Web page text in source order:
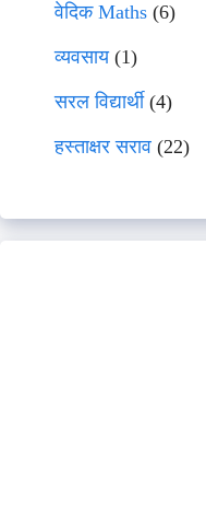
वेदिक Maths (6)
व्यवसाय(1)
सरल विद्यार्थी(4)
हस्ताक्षर सराव (22)